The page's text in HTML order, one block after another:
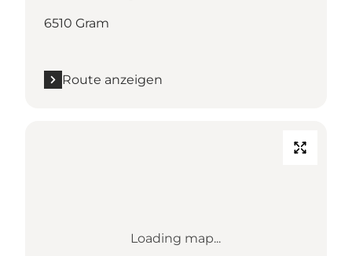
6510 Gram
Route anzeigen
Loading map...